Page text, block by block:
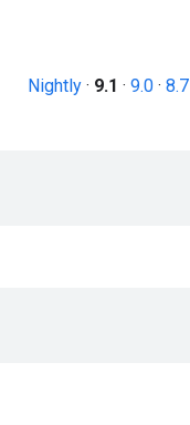
Nightly · 9.1 · 9.0 · 8.7